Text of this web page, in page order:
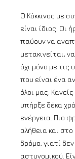
Ο Κόκκινος με
είναι ίδιος. Οι
παύουν να
μετακινείται,
όχι μόνο με τις
που είναι ένα
όλοι μας.
υπήρξε δέκα
ενέργεια. Πιο
αλήθεια και
δρόμο, γιατί
αστυνομικού.